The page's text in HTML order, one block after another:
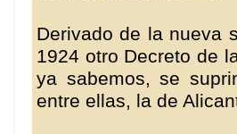
Derivado de la nueva
1924 otro Decreto de
ya sabemos, se
entre ellas, la de